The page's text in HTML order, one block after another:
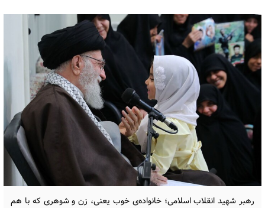
رهبر شهید انقلاب اسلامی؛ خانواده‌ی خوب یعنی، زن و شوهری که با هم